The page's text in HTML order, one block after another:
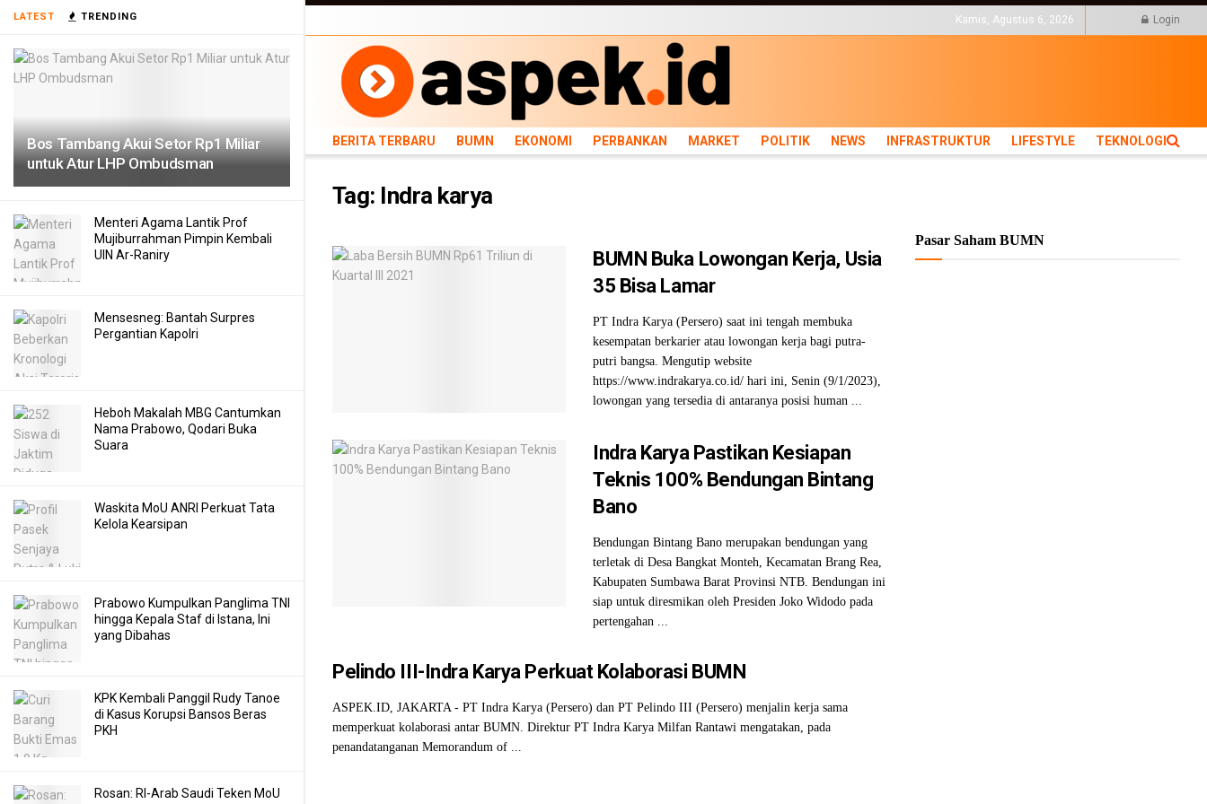
LATEST TRENDING
Bos Tambang Akui Setor Rp1 Miliar
untuk Atur LHP Ombudsman
Menteri Agama Lantik Prof
Mujiburrahman Pimpin Kembali
UIN Ar-Raniry
Mensesneg: Bantah Surpres
Pergantian Kapolri
Heboh Makalah MBG Cantumkan
Nama Prabowo, Qodari Buka
Suara
Waskita MoU ANRI Perkuat Tata
Kelola Kearsipan
Prabowo Kumpulkan Panglima TNI
hingga Kepala Staf di Istana, Ini
yang Dibahas
KPK Kembali Panggil Rudy Tanoe
di Kasus Korupsi Bansos Beras
PKH
Rosan: RI-Arab Saudi Teken MoU
BERITA TERBARU BUMN EKONOMI PERBANKAN MARKET POLITIK NEWS INFRASTRUKTUR LIFESTYLE
TEKNOLOGI
Kamis, Agustus 6, 2026 Login
BERITA TERBARU BUMN EKONOMI PERBANKAN MARKET POLITIK NEWS INFRASTRUKTUR LIFESTYLE TEKNOLOGI
Tag: Indra karya
BUMN Buka Lowongan Kerja, Usia
35 Bisa Lamar
PT Indra Karya (Persero) saat ini tengah membuka
kesempatan berkarier atau lowongan kerja bagi putra-
putri bangsa. Mengutip website
https://www.indrakarya.co.id/ hari ini, Senin (9/1/2023),
lowongan yang tersedia di antaranya posisi human ...
Indra Karya Pastikan Kesiapan
Teknis 100% Bendungan Bintang
Bano
Bendungan Bintang Bano merupakan bendungan yang
terletak di Desa Bangkat Monteh, Kecamatan Brang Rea,
Kabupaten Sumbawa Barat Provinsi NTB. Bendungan ini
siap untuk diresmikan oleh Presiden Joko Widodo pada
pertengahan ...
Pelindo III-Indra Karya Perkuat Kolaborasi BUMN
ASPEK.ID, JAKARTA - PT Indra Karya (Persero) dan PT Pelindo III (Persero) menjalin kerja sama
memperkuat kolaborasi antar BUMN. Direktur PT Indra Karya Milfan Rantawi mengatakan, pada
penandatanganan Memorandum of ...
Pasar Saham BUMN